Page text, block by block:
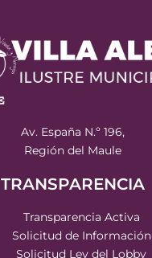
Av. España N.º 196,
Región del Maule
TRANSPARENCIA
Transparencia Activa
Solicitud de Información
Solicitud Ley del Lobby